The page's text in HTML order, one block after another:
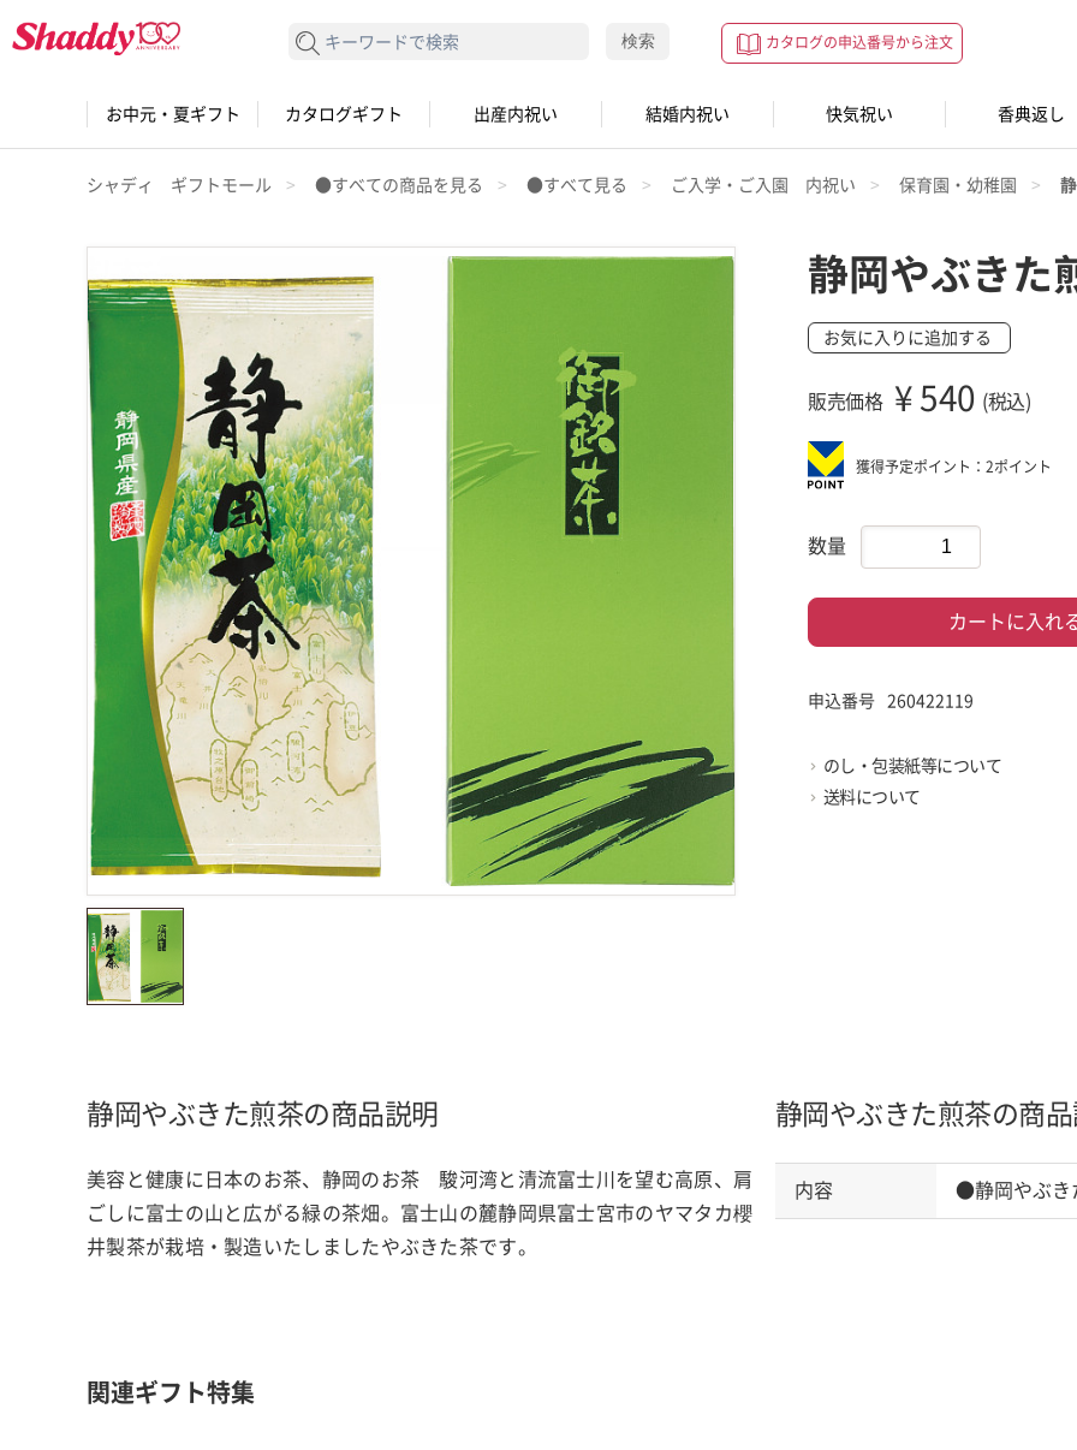
カタログの申込番号から注文
検索する 検索
お中元・夏ギフト カタログギフト 出産内祝い 結婚内祝い 快気祝い 香典返し
シャディ ギフトモール ●すべての商品を見る ●すべて見る ご入学・ご入園 内祝い 保育園・幼稚園
静岡やぶきた
お気に入りに追加する
販売価格 ¥ 540 (税込)
獲得予定ポイント：2ポイント
数量
カートに入れ
申込番号 260422119
のし・包装紙等について
送料について
静岡やぶきた煎茶の商品説明
美容と健康に日本のお茶、静岡のお茶 駿河湾と清流富士川を望む高原、肩
ごしに富士の山と広がる緑の茶畑。富士山の麓静岡県富士宮市のヤマタカ櫻
井製茶が栽培・製造いたしましたやぶきた茶です。
静岡やぶきた煎茶の商
内容 ●静岡やぶき
関連ギフト特集